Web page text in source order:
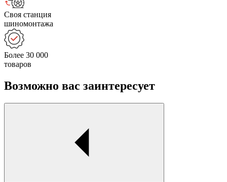
Своя станция
шиномонтажа
Более 30 000
товаров
Возможно вас заинтересует